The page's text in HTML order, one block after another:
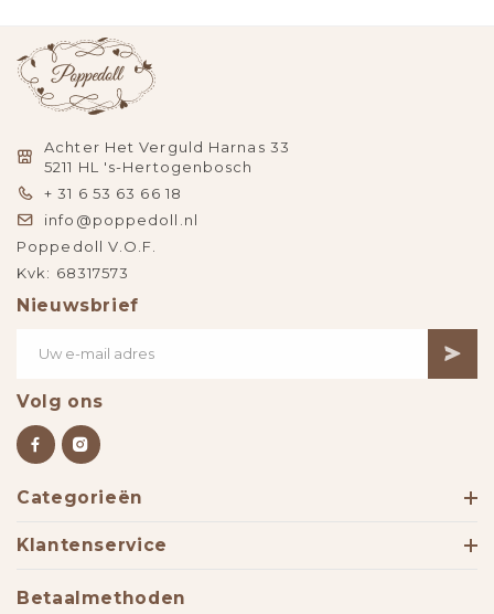
Achter Het Verguld Harnas 33
5211 HL 's-Hertogenbosch
+ 31 6 53 63 66 18
info@poppedoll.nl
Poppedoll V.O.F.
Kvk: 68317573
Nieuwsbrief
Volg ons
Categorieën
Klantenservice
Betaalmethoden